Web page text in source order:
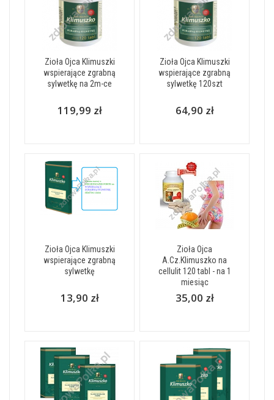
Zioła Ojca Klimuszki
wspierające zgrabną
sylwetkę na 2m-ce
119,99 zł
Zioła Ojca Klimuszki
wspierające zgrabną
sylwetkę 120szt
64,90 zł
Zioła Ojca Klimuszki
wspierające zgrabną
sylwetkę
13,90 zł
Zioła Ojca
A.Cz.Klimuszko na
cellulit 120 tabl - na 1
miesiąc
35,00 zł